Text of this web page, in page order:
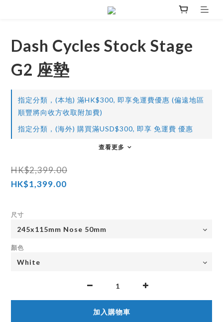
Dash Cycles Stock Stage
G2 座墊
指定分類，(本地) 滿HK$300, 即享免運費優惠 (偏遠地區
順豐將向收方收取附加費)
指定分類，(海外) 購買滿USD$300, 即享 免運費 優惠
查看更多
HK$2,399.00
HK$1,399.00
尺寸
顏色
加入購物車